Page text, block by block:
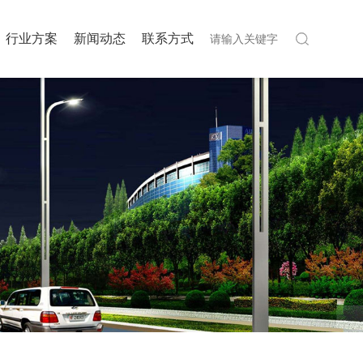
行业方案 新闻动态 联系方式